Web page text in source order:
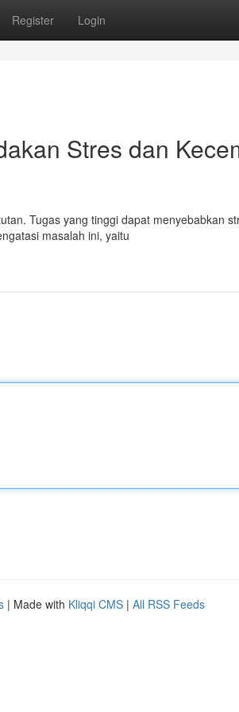
Register Login
Stres dan
Tugas yang tinggi dapat menyebabkan
masalah ini, yaitu
| Made with Kliqqi CMS | All RSS Feeds